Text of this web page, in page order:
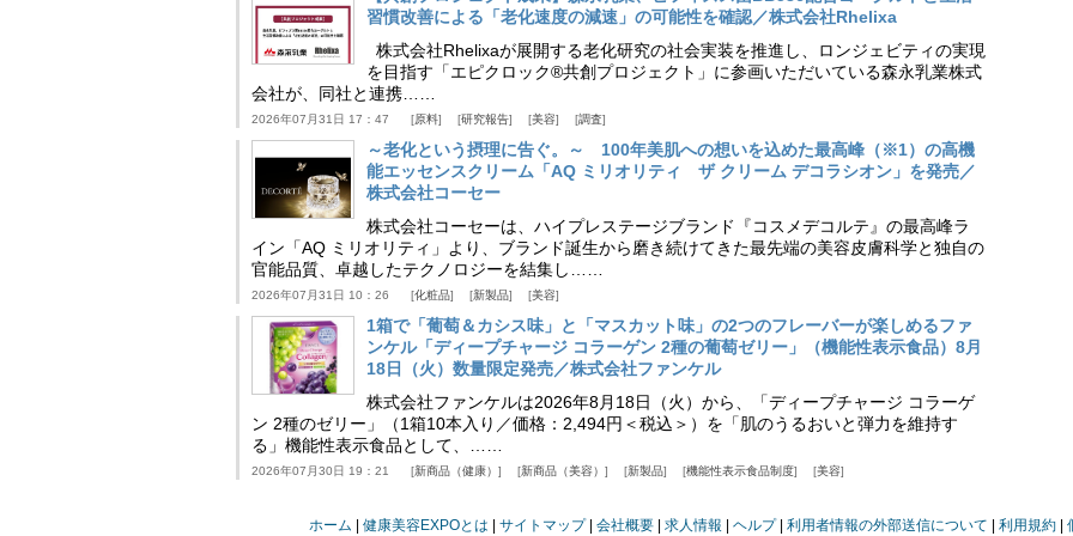
習慣改善による「老化速度の減速」の可能性を確認／株式会社Rhelixa
株式会社Rhelixaが展開する老化研究の社会実装を推進し、ロンジェビティの実現
を目指す「エピクロック®共創プロジェクト」に参画いただいている森永乳業株式
会社が、同社と連携……
2026年07月31日 17：47 原料 研究報告 美容 調査
～老化という摂理に告ぐ。～ 100年美肌への想いを込めた最高峰（※1）の高機
能エッセンスクリーム「AQ ミリオリティ ザ クリーム デコラシオン」を発売／
株式会社コーセー
株式会社コーセーは、ハイプレステージブランド『コスメデコルテ』の最高峰ラ
イン「AQ ミリオリティ」より、ブランド誕生から磨き続けてきた最先端の美容皮膚科学と独自の
官能品質、卓越したテクノロジーを結集し……
2026年07月31日 10：26 化粧品 新製品 美容
1箱で「葡萄＆カシス味」と「マスカット味」の2つのフレーバーが楽しめるファ
ンケル「ディープチャージ コラーゲン 2種の葡萄ゼリー」（機能性表示食品）8月
18日（火）数量限定発売／株式会社ファンケル
株式会社ファンケルは2026年8月18日（火）から、「ディープチャージ コラーゲ
ン 2種のゼリー」（1箱10本入り／価格：2,494円＜税込＞）を「肌のうるおいと弾力を維持す
る」機能性表示食品として、……
2026年07月30日 19：21 新商品（健康） 新商品（美容） 新製品 機能性表示食品制度 美容
ホーム 健康美容EXPOとは サイトマップ 会社概要 求人情報 ヘルプ 利用者情報の外部送信について 利用規約